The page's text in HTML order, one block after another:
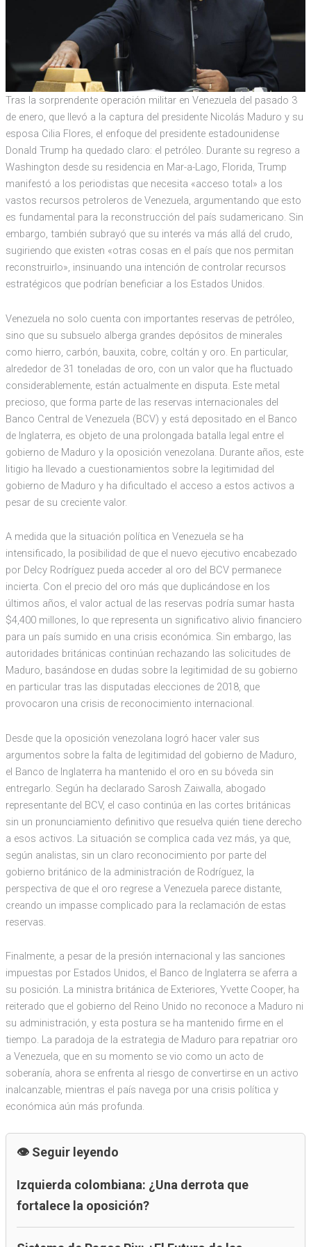
Tras la sorprendente operación militar en Venezuela del pasado 3
de enero, que llevó a la captura del presidente Nicolás Maduro y su
esposa Cilia Flores, el enfoque del presidente estadounidense
Donald Trump ha quedado claro: el petróleo. Durante su regreso a
Washington desde su residencia en Mar-a-Lago, Florida, Trump
manifestó a los periodistas que necesita «acceso total» a los
vastos recursos petroleros de Venezuela, argumentando que esto
es fundamental para la reconstrucción del país sudamericano. Sin
embargo, también subrayó que su interés va más allá del crudo,
sugiriendo que existen «otras cosas en el país que nos permitan
reconstruirlo», insinuando una intención de controlar recursos
estratégicos que podrían beneficiar a los Estados Unidos.
Venezuela no solo cuenta con importantes reservas de petróleo,
sino que su subsuelo alberga grandes depósitos de minerales
como hierro, carbón, bauxita, cobre, coltán y oro. En particular,
alrededor de 31 toneladas de oro, con un valor que ha fluctuado
considerablemente, están actualmente en disputa. Este metal
precioso, que forma parte de las reservas internacionales del
Banco Central de Venezuela (BCV) y está depositado en el Banco
de Inglaterra, es objeto de una prolongada batalla legal entre el
gobierno de Maduro y la oposición venezolana. Durante años, este
litigio ha llevado a cuestionamientos sobre la legitimidad del
gobierno de Maduro y ha dificultado el acceso a estos activos a
pesar de su creciente valor.
A medida que la situación política en Venezuela se ha
intensificado, la posibilidad de que el nuevo ejecutivo encabezado
por Delcy Rodríguez pueda acceder al oro del BCV permanece
incierta. Con el precio del oro más que duplicándose en los
últimos años, el valor actual de las reservas podría sumar hasta
$4,400 millones, lo que representa un significativo alivio financiero
para un país sumido en una crisis económica. Sin embargo, las
autoridades británicas continúan rechazando las solicitudes de
Maduro, basándose en dudas sobre la legitimidad de su gobierno
en particular tras las disputadas elecciones de 2018, que
provocaron una crisis de reconocimiento internacional.
Desde que la oposición venezolana logró hacer valer sus
argumentos sobre la falta de legitimidad del gobierno de Maduro,
el Banco de Inglaterra ha mantenido el oro en su bóveda sin
entregarlo. Según ha declarado Sarosh Zaiwalla, abogado
representante del BCV, el caso continúa en las cortes británicas
sin un pronunciamiento definitivo que resuelva quién tiene derecho
a esos activos. La situación se complica cada vez más, ya que,
según analistas, sin un claro reconocimiento por parte del
gobierno británico de la administración de Rodríguez, la
perspectiva de que el oro regrese a Venezuela parece distante,
creando un impasse complicado para la reclamación de estas
reservas.
Finalmente, a pesar de la presión internacional y las sanciones
impuestas por Estados Unidos, el Banco de Inglaterra se aferra a
su posición. La ministra británica de Exteriores, Yvette Cooper, ha
reiterado que el gobierno del Reino Unido no reconoce a Maduro ni
su administración, y esta postura se ha mantenido firme en el
tiempo. La paradoja de la estrategia de Maduro para repatriar oro
a Venezuela, que en su momento se vio como un acto de
soberanía, ahora se enfrenta al riesgo de convertirse en un activo
inalcanzable, mientras el país navega por una crisis política y
económica aún más profunda.
Seguir leyendo
Izquierda colombiana: ¿Una derrota que
fortalece la oposición?